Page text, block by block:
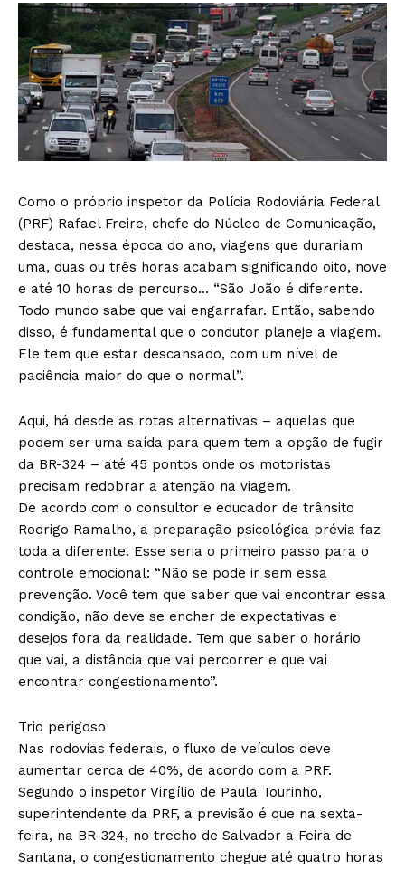
Como o próprio inspetor da Polícia Rodoviária Federal
(PRF) Rafael Freire, chefe do Núcleo de Comunicação,
destaca, nessa época do ano, viagens que durariam
uma, duas ou três horas acabam significando oito, nove
e até 10 horas de percurso… “São João é diferente.
Todo mundo sabe que vai engarrafar. Então, sabendo
disso, é fundamental que o condutor planeje a viagem.
Ele tem que estar descansado, com um nível de
paciência maior do que o normal”.
Aqui, há desde as rotas alternativas – aquelas que
podem ser uma saída para quem tem a opção de fugir
da BR-324 – até 45 pontos onde os motoristas
precisam redobrar a atenção na viagem.
De acordo com o consultor e educador de trânsito
Rodrigo Ramalho, a preparação psicológica prévia faz
toda a diferente. Esse seria o primeiro passo para o
controle emocional: “Não se pode ir sem essa
prevenção. Você tem que saber que vai encontrar essa
condição, não deve se encher de expectativas e
desejos fora da realidade. Tem que saber o horário
que vai, a distância que vai percorrer e que vai
encontrar congestionamento”.
Trio perigoso
Nas rodovias federais, o fluxo de veículos deve
aumentar cerca de 40%, de acordo com a PRF.
Segundo o inspetor Virgílio de Paula Tourinho,
superintendente da PRF, a previsão é que na sexta-
feira, na BR-324, no trecho de Salvador a Feira de
Santana, o congestionamento chegue até quatro horas